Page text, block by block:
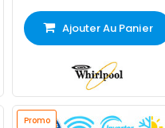
Ajouter Au Panier
Promo